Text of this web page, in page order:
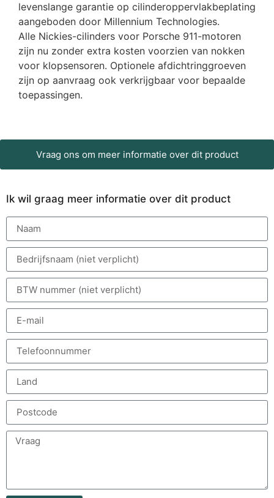
levenslange garantie op cilinderoppervlakbeplating
aangeboden door Millennium Technologies.
Alle Nickies-cilinders voor Porsche 911-motoren
zijn nu zonder extra kosten voorzien van nokken
voor klopsensoren. Optionele afdichtringgroeven
zijn op aanvraag ook verkrijgbaar voor bepaalde
toepassingen.
Vraag ons om meer informatie over dit product
Ik wil graag meer informatie over dit product